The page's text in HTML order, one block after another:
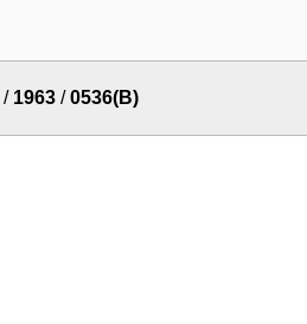
/ 1963 /0536(B)